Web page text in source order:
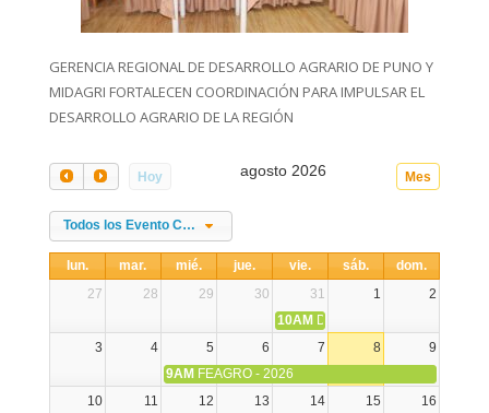
GERENCIA REGIONAL DE DESARROLLO AGRARIO DE PUNO Y
MIDAGRI FORTALECEN COORDINACIÓN PARA IMPULSAR EL
DESARROLLO AGRARIO DE LA REGIÓN
Hoy Mes
agosto 2026
Todos los Evento Categories
lun. mar. mié. jue. vie. sáb.
dom.
27
28 29 30 31 1
2
10AM DIA NACIONAL DE LA
3
4 5 6 7 8
9
9AM FEAGRO - 2026
10
11 12 13 14 15 16